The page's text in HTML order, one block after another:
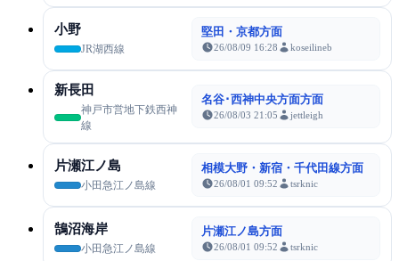
小野
JR湖西線
堅田・京都方面
26/08/09 16:28 koseilineb
新長田
神戸市営地下鉄西神
線
名谷･西神中央方面方面
26/08/03 21:05 jettleigh
片瀬江ノ島
小田急江ノ島線
相模大野・新宿・千代田線方面
26/08/01 09:52 tsrknic
鵠沼海岸
小田急江ノ島線
片瀬江ノ島方面
26/08/01 09:52 tsrknic